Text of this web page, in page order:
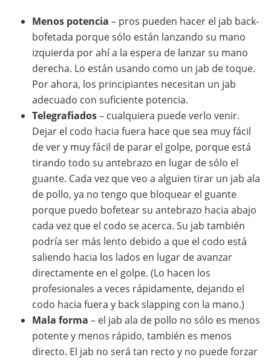
Menos potencia– pros pueden hacer el jab back-
bofetada porque sólo están lanzando su mano
izquierda por ahí a la espera de lanzar su mano
derecha. Lo están usando como un jab de toque.
Por ahora, los principiantes necesitan un jab
adecuado con suficiente potencia.
Telegrafiados– cualquiera puede verlo venir.
Dejar el codo hacia fuera hace que sea muy fácil
de ver y muy fácil de parar el golpe, porque está
tirando todo su antebrazo en lugar de sólo el
guante. Cada vez que veo a alguien tirar un jab ala
de pollo, ya no tengo que bloquear el guante
porque puedo bofetear su antebrazo hacia abajo
cada vez que el codo se acerca. Su jab también
podría ser más lento debido a que el codo está
saliendo hacia los lados en lugar de avanzar
directamente en el golpe. (Lo hacen los
profesionales a veces rápidamente, dejando el
codo hacia fuera y back slapping con la mano.)
Mala forma – el jab ala de pollo no sólo es menos
potente y menos rápido, también es menos
directo. El jab no será tan recto y no puede forzar